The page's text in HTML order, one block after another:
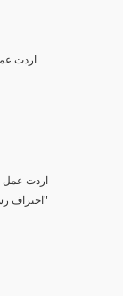
اردت
اردت عمل
"احتراف